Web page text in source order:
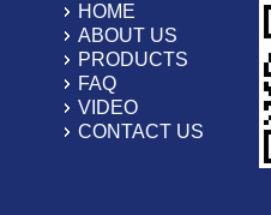
HOME
ABOUT US
PRODUCTS
FAQ
VIDEO
CONTACT US